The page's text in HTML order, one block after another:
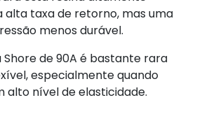
alta taxa de retorno, mas uma
menos durável.
Shore de 90A é bastante rara
especialmente quando
alto nível de elasticidade.